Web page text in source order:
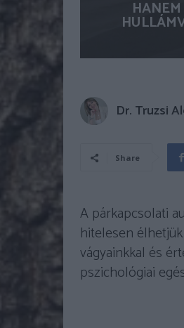
Dr. Truzsi
Share
A párkapcsolati
hitelesen
vágyainkkal és
pszichológiai